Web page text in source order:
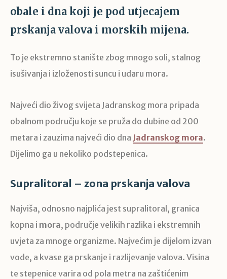
obale i dna koji je pod utjecajem
prskanja valova i morskih mijena.
To je ekstremno stanište zbog mnogo soli, stalnog
isušivanja i izloženosti suncu i udaru mora.
Najveći dio živog svijeta Jadranskog mora pripada
obalnom području koje se pruža do dubine od 200
metara i zauzima najveći dio dna Jadranskog mora.
Dijelimo ga u nekoliko podstepenica.
Supralitoral – zona prskanja valova
Najviša, odnosno najplića jest supralitoral, granica
kopna i mora, područje velikih razlika i ekstremnih
uvjeta za mnoge organizme. Najvećim je dijelom izvan
vode, a kvase ga prskanje i razlijevanje valova. Visina
te stepenice varira od pola metra na zaštićenim